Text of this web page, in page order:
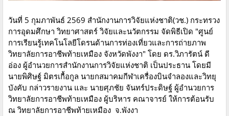
วันที่ 5 กุมภาพันธ์ 2569 สำนักงานการวิจัยแห่งชาติ(วช.) กระทรวง
การอุดมศึกษา วิทยาศาสตร์ วิจัยและนวัตกรรม จัดพิธีเปิด "ศูนย์
การเรียนรู้เทคโนโลยีโดรนด้านการท่องเที่ยวและการถ่ายภาพ
วิทยาลัยการอาชีพท้ายเหมือง จังหวัดพังงา" โดย ดร.วิภารัตน์ ดี
อ่อง ผู้อำนวยการสำนักงานการวิจัยแห่งชาติ เป็นประธาน โดยมี
นายพิศิษฐ์ มิตรเกื้อกูล นายกสมาคมกีฬาเครื่องบินจําลองและวิทยุ
บังคับ กล่าวรายงาน และ นายศุภชัย จันทร์ประดิษฐ์ ผู้อำนวยการ
วิทยาลัยการอาชีพท้ายเหมือง ผู้บริหาร คณาจารย์ ให้การต้อนรับ
ณ วิทยาลัยการอาชีพท้ายเหมือง จ.พังงา